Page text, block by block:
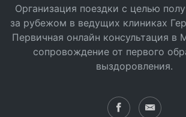
Организация поездки с целью
за рубежом в ведущих клиниках
Первичная онлайн консультация в
сопровождение от первого
выздоровления.